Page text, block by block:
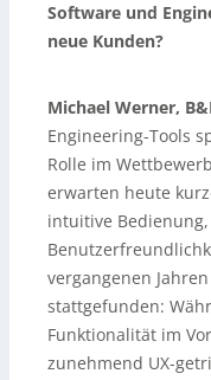
Software und
neue Kunden?
Michael Werner,
Engineering-Tools
Rolle im
erwarten heute
intuitive
vergangenen
stattgefunden:
Funktionalität im
zunehmend UX-